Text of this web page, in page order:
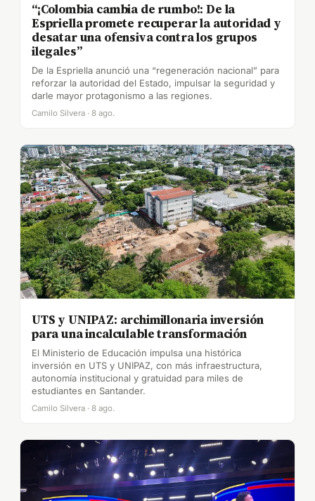
“¡Colombia cambia de rumbo!: De la
Espriella promete recuperar la autoridad y
desatar una ofensiva contra los grupos
ilegales”
De la Espriella anunció una “regeneración nacional” para
reforzar la autoridad del Estado, impulsar la seguridad y
darle mayor protagonismo a las regiones.
Camilo Silvera · 8 ago.
UTS y UNIPAZ: archimillonaria inversión
para una incalculable transformación
El Ministerio de Educación impulsa una histórica
inversión en UTS y UNIPAZ, con más infraestructura,
autonomía institucional y gratuidad para miles de
estudiantes en Santander.
Camilo Silvera · 8 ago.